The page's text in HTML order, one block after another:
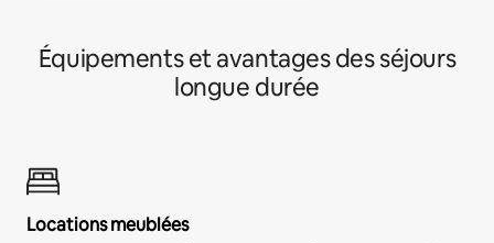
Équipements et avantages des séjours
longue durée
Locations meublées